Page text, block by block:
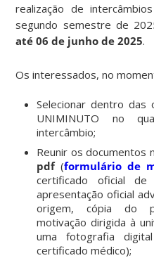
realização de
segundo semestre de
até 06 de junho de 2025.
Os interessados, no
Selecionar dentro das
UNIMINUTO no
intercâmbio;
Reunir os documentos
pdf(formulário de
certificado oficial de
apresentação oficial
origem, cópia do
motivação dirigida à
uma fotografia
certificado médico);